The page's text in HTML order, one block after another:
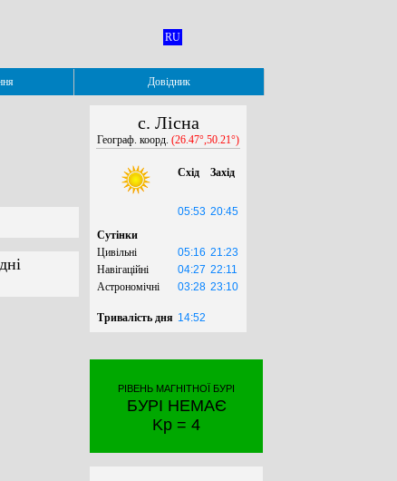
RU
Довідник
с. Лісна
Географ. коорд. (26.47°,50.21°)
Схід Захід
05:53 20:45
Сутінки
Цивільні
05:16 21:23
Навігаційні
04:27 22:11
Астрономічні
03:28 23:10
Тривалість дня 14:52
РІВЕНЬ МАГНІТНОЇ БУРІ
БУРІ НЕМАЄ
Kp = 4